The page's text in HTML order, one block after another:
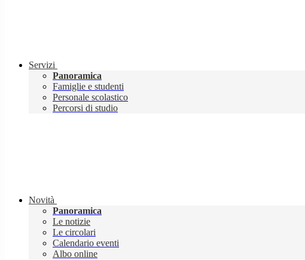
Servizi
Panoramica
Famiglie e studenti
Personale scolastico
Percorsi di studio
Novità
Panoramica
Le notizie
Le circolari
Calendario eventi
Albo online